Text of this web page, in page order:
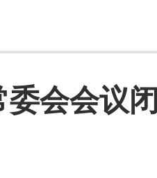
委会会议